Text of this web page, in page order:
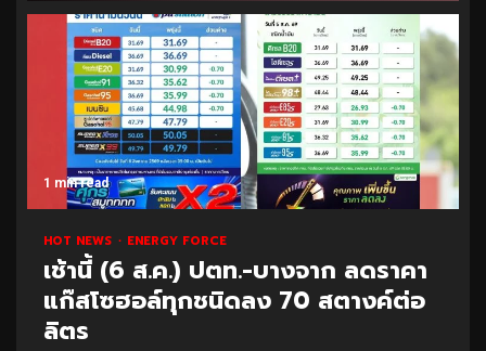
1 min read
HOT NEWS ENERGY FORCE
เช้านี้ (6 ส.ค.) ปตท.-บางจาก ลดราคา
แก๊สโซฮอล์ทุกชนิดลง 70 สตางค์ต่อ
ลิตร